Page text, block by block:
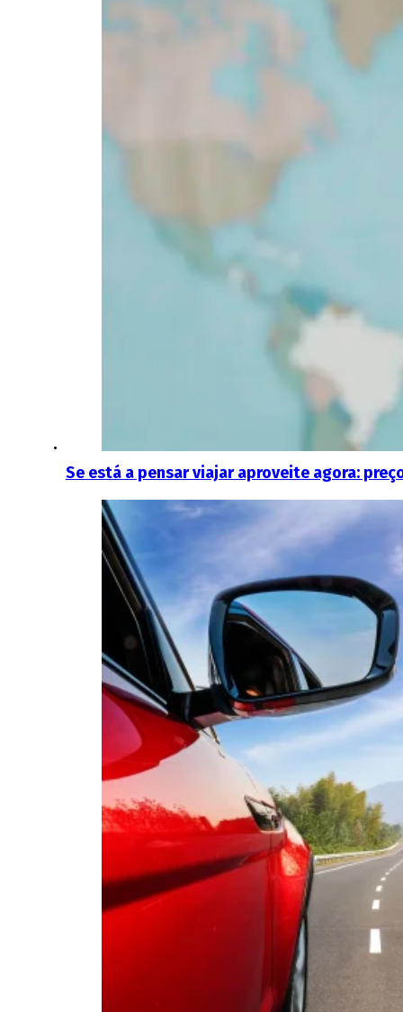
Se está a pensar viajar aproveite agora: